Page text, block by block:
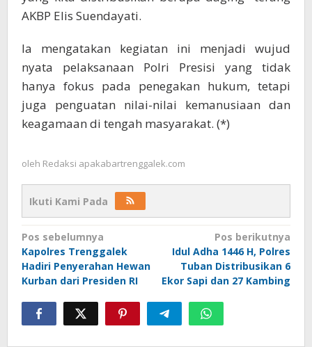
AKBP Elis Suendayati.
Ia mengatakan kegiatan ini menjadi wujud
nyata pelaksanaan Polri Presisi yang tidak
hanya fokus pada penegakan hukum, tetapi
juga penguatan nilai-nilai kemanusiaan dan
keagamaan di tengah masyarakat. (*)
oleh Redaksi apakabartrenggalek.com
Ikuti Kami Pada
Navigasi
pos
Pos sebelumnya
Kapolres Trenggalek
Hadiri Penyerahan Hewan
Kurban dari Presiden RI
Pos berikutnya
Idul Adha 1446 H, Polres
Tuban Distribusikan 6
Ekor Sapi dan 27 Kambing